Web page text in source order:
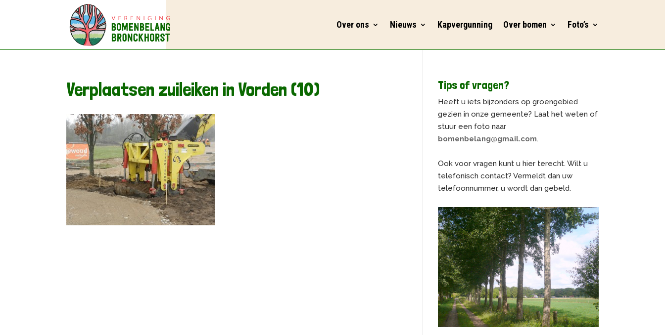
Over ons Nieuws Kapvergunning Over bomen Foto’s
Verplaatsen zuileiken in Vorden (10) Tips of vragen?
Heeft u iets bijzonders op groengebied
gezien in onze gemeente? Laat het weten of
stuur een foto naar
bomenbelang@gmail.com.
Ook voor vragen kunt u hier terecht. Wilt u
telefonisch contact? Vermeldt dan uw
telefoonnummer, u wordt dan gebeld.